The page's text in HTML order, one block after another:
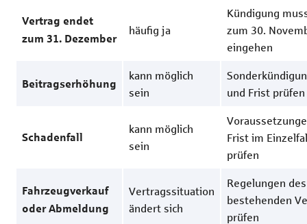
Vertrag endet
zum 31. Dezember
häufig ja
Kündigung
zum 30.
eingehen
Beitragserhöhung
kann möglich
sein
und Frist prüfen
Schadenfall
kann möglich
sein
Frist im
prüfen
Fahrzeugverkauf
oder Abmeldung
Vertragssituation
ändert sich
Regelungen des
bestehenden
prüfen